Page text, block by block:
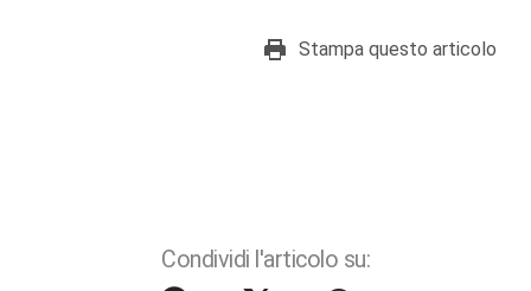
Stampa questo articolo
Condividi l'articolo su: